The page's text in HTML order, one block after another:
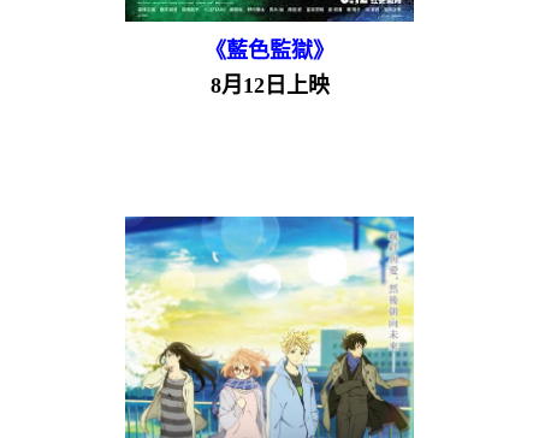
《藍色監獄》
8月12日上映